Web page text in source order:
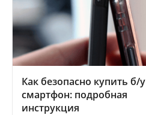
Как безопасно купить б/у
смартфон: подробная
инструкция